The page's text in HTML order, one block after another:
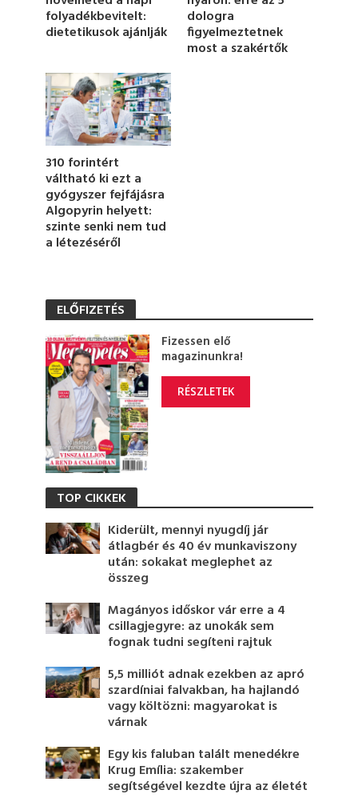
u
t
e
3
s
e
c
o
n
s
folyadékbevitelt:
dietetikusok ajánlják
dologra
figyelmeztetnek
most a szakértők
310 forintért
váltható ki ezt a
gyógyszer fejfájásra
Algopyrin helyett:
szinte senki nem tud
a létezéséről
ELŐFIZETÉS
Fizessen elő
magazinunkra!
RÉSZLETEK
TOP CIKKEK
Kiderült, mennyi nyugdíj jár
átlagbér és 40 év munkaviszony
után: sokakat meglephet az
összeg
Magányos időskor vár erre a 4
csillagjegyre: az unokák sem
fognak tudni segíteni rajtuk
5,5 milliót adnak ezekben az apró
szardíniai falvakban, ha hajlandó
vagy költözni: magyarokat is
várnak
Egy kis faluban talált menedékre
Krug Emília: szakember
segítségével kezdte újra az életét